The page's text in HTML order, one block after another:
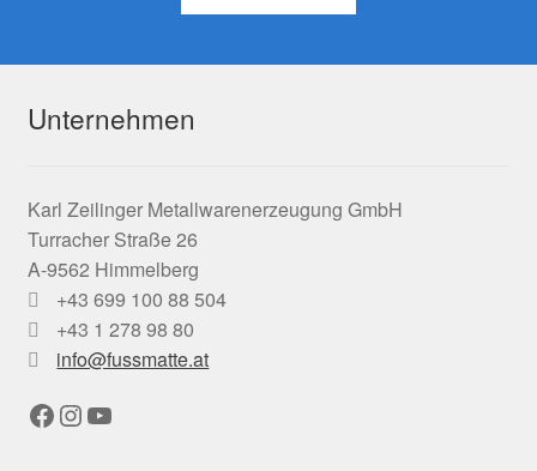
Unternehmen
Karl Zeilinger Metallwarenerzeugung GmbH
Turracher Straße 26
A-9562 Himmelberg
+43 699 100 88 504
+43 1 278 98 80
info@fussmatte.at
Facebook
Instagram
YouTube